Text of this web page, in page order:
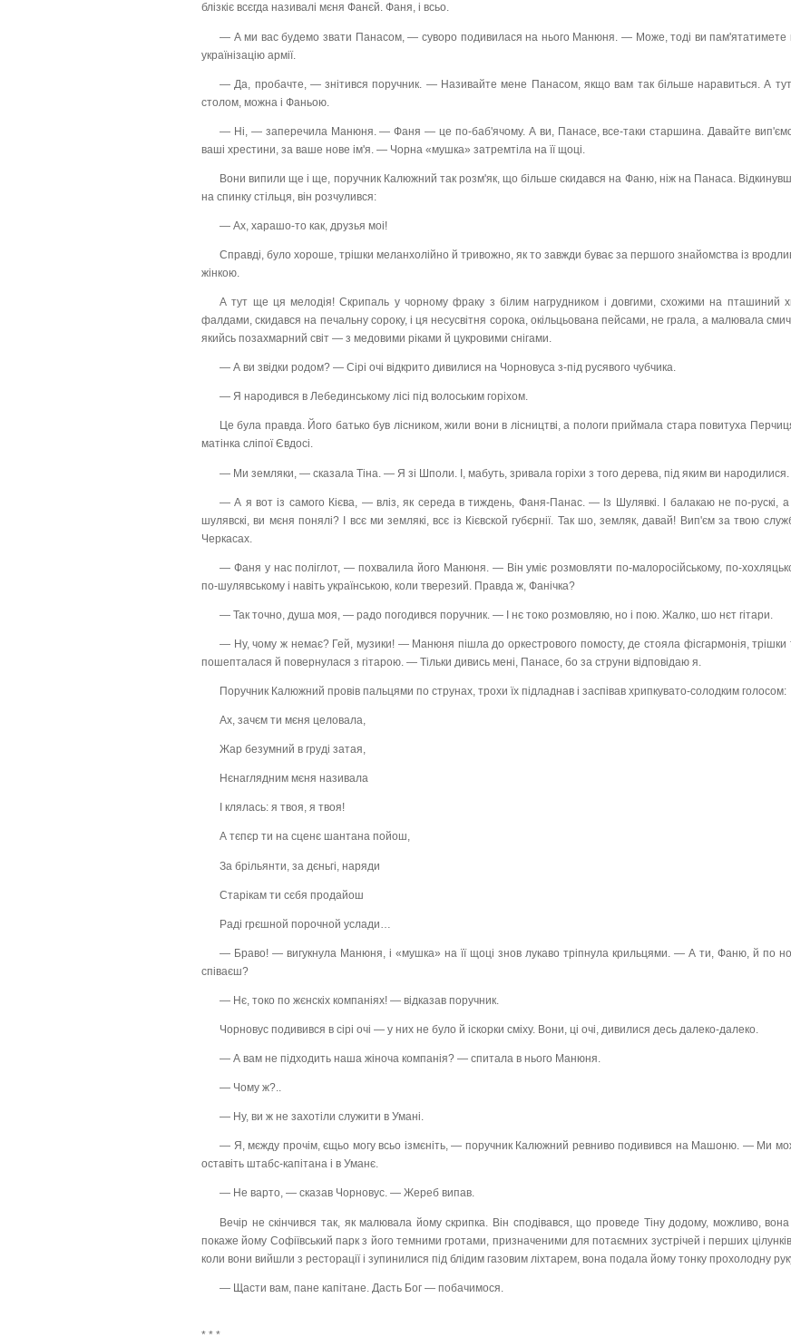
блізкіє всєгда називалі мєня Фанєй. Фаня, і всьо.
— А ми вас будемо звати Панасом, — суворо подивилася на нього Манюня. — Може, тоді ви пам'ятатимете
українізацію армії.
— Да, пробачте, — знітився поручник. — Називайте мене Панасом, якщо вам так більше наравиться. А
столом, можна і Фаньою.
— Ні, — заперечила Манюня. — Фаня — це по-баб'ячому. А ви, Панасе, все-таки старшина. Давайте
ваші хрестини, за ваше нове ім'я. — Чорна «мушка» затремтіла на її щоці.
Вони випили ще і ще, поручник Калюжний так розм'як, що більше скидався на Фаню, ніж на Панаса.
на спинку стільця, він розчулився:
— Ах, харашо-то как, друзья моі!
Справді, було хороше, трішки меланхолійно й тривожно, як то завжди буває за першого знайомства із
жінкою.
А тут ще ця мелодія! Скрипаль у чорному фраку з білим нагрудником і довгими, схожими на пташиний
фалдами, скидався на печальну сороку, і ця несусвітня сорока, окільцьована пейсами, не грала, а малювала
якийсь позахмарний світ — з медовими ріками й цукровими снігами.
— А ви звідки родом? — Сірі очі відкрито дивилися на Чорновуса з-під русявого чубчика.
— Я народився в Лебединському лісі під волоським горіхом.
Це була правда. Його батько був лісником, жили вони в лісництві, а пологи приймала стара повитуха
матінка сліпої Євдосі.
— Ми земляки, — сказала Тіна. — Я зі Шполи. І, мабуть, зривала горіхи з того дерева, під яким ви народилися.
— А я вот із самого Кієва, — вліз, як середа в тиждень, Фаня-Панас. — Із Шулявкі. І балакаю не по-рускі,
шулявскі, ви мєня понялі? І всє ми землякі, всє із Кієвской губєрнії. Так шо, земляк, давай! Вип'єм за твою
Черкасах.
— Фаня у нас поліглот, — похвалила його Манюня. — Він уміє розмовляти по-малоросійському, по-
по-шулявському і навіть українською, коли тверезий. Правда ж, Фанічка?
— Так точно, душа моя, — радо погодився поручник. — І нє токо розмовляю, но і пою. Жалко, шо нєт гітари.
— Ну, чому ж немає? Гей, музики! — Манюня пішла до оркестрового помосту, де стояла фісгармонія, трішки
пошепталася й повернулася з гітарою. — Тільки дивись мені, Панасе, бо за струни відповідаю я.
Поручник Калюжний провів пальцями по струнах, трохи їх підладнав і заспівав хрипкувато-солодким голосом:
Ах, зачєм ти мєня целовала,
Жар безумний в груді затая,
Нєнаглядним мєня називала
І клялась: я твоя, я твоя!
А тєпєр ти на сценє шантана пойош,
За брільянти, за дєньгі, наряди
Старікам ти сєбя продайош
Раді грєшной порочной услади…
— Браво! — вигукнула Манюня, і «мушка» на її щоці знов лукаво тріпнула крильцями. — А ти, Фаню, й по
співаєш?
— Нє, токо по жєнскіх компаніях! — відказав поручник.
Чорновус подивився в сірі очі — у них не було й іскорки сміху. Вони, ці очі, дивилися десь далеко-далеко.
— А вам не підходить наша жіноча компанія? — спитала в нього Манюня.
— Чому ж?..
— Ну, ви ж не захотіли служити в Умані.
— Я, мєжду прочім, єщьо могу всьо ізмєніть, — поручник Калюжний ревниво подивився на Машоню. — Ми
оставіть штабс-капітана і в Уманє.
— Не варто, — сказав Чорновус. — Жереб випав.
Вечір не скінчився так, як малювала йому скрипка. Він сподівався, що проведе Тіну додому, можливо,
покаже йому Софіївський парк з його темними гротами, призначеними для потаємних зустрічей і перших
коли вони вийшли з ресторації і зупинилися під блідим газовим ліхтарем, вона подала йому тонку прохолодну
— Щасти вам, пане капітане. Дасть Бог — побачимося.